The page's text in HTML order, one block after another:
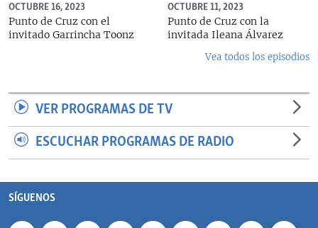
OCTUBRE 16, 2023
Punto de Cruz con el
invitado Garrincha Toonz
OCTUBRE 11, 2023
Punto de Cruz con la
invitada Ileana Álvarez
Vea todos los episodios
VER PROGRAMAS DE TV
ESCUCHAR PROGRAMAS DE RADIO
SÍGUENOS